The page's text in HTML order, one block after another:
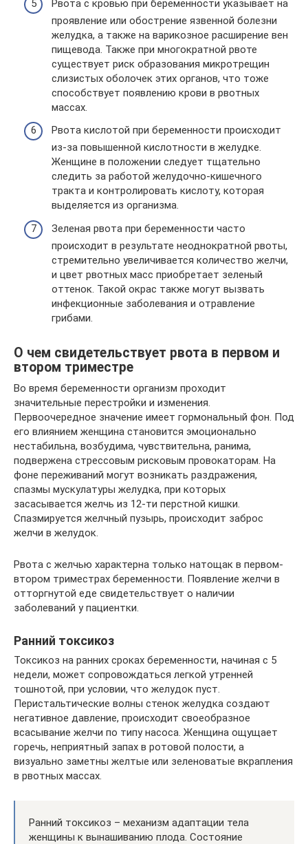
Рвота с кровью при беременности указывает на
проявление или обострение язвенной болезни
желудка, а также на варикозное расширение вен
пищевода. Также при многократной рвоте
существует риск образования микротрещин
слизистых оболочек этих органов, что тоже
способствует появлению крови в рвотных
массах.
Рвота кислотой при беременности происходит
из-за повышенной кислотности в желудке.
Женщине в положении следует тщательно
следить за работой желудочно-кишечного
тракта и контролировать кислоту, которая
выделяется из организма.
Зеленая рвота при беременности часто
происходит в результате неоднократной рвоты,
стремительно увеличивается количество желчи,
и цвет рвотных масс приобретает зеленый
оттенок. Такой окрас также могут вызвать
инфекционные заболевания и отравление
грибами.
О чем свидетельствует рвота в первом и
втором триместре
Во время беременности организм проходит
значительные перестройки и изменения.
Первоочередное значение имеет гормональный фон. Под
его влиянием женщина становится эмоционально
нестабильна, возбудима, чувствительна, ранима,
подвержена стрессовым рисковым провокаторам. На
фоне переживаний могут возникать раздражения,
спазмы мускулатуры желудка, при которых
засасывается желчь из 12-ти перстной кишки.
Спазмируется желчный пузырь, происходит заброс
желчи в желудок.
Рвота с желчью характерна только натощак в первом-
втором триместрах беременности. Появление желчи в
отторгнутой еде свидетельствует о наличии
заболеваний у пациентки.
Ранний токсикоз
Токсикоз на ранних сроках беременности, начиная с 5
недели, может сопровождаться легкой утренней
тошнотой, при условии, что желудок пуст.
Перистальтические волны стенок желудка создают
негативное давление, происходит своеобразное
всасывание желчи по типу насоса. Женщина ощущает
горечь, неприятный запах в ротовой полости, а
визуально заметны желтые или зеленоватые вкрапления
в рвотных массах.
Ранний токсикоз – механизм адаптации тела
женщины к вынашиванию плода. Состояние